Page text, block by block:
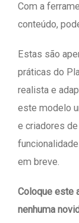
Com a
conteúdo,
Estas são
práticas do
realista e
este modelo
e criadores
em breve.
Coloque este
nenhuma